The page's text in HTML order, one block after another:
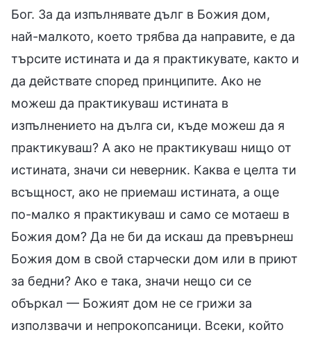
Бог. За да изпълнявате дълг в Божия дом,
най-малкото, което трябва да направите, е да
търсите истината и да я практикувате, както и
да действате според принципите. Ако не
можеш да практикуваш истината в
изпълнението на дълга си, къде можеш да я
практикуваш? А ако не практикуваш нищо от
истината, значи си неверник. Каква е целта ти
всъщност, ако не приемаш истината, а още
по-малко я практикуваш и само се мотаеш в
Божия дом? Да не би да искаш да превърнеш
Божия дом в свой старчески дом или в приют
за бедни? Ако е така, значи нещо си се
объркал — Божият дом не се грижи за
използвачи и непрокопсаници. Всеки, който